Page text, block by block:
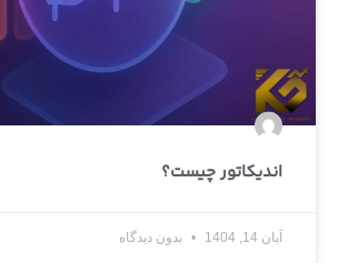
اندیکاتور چیست؟
آبان 14, 1404 بدون دیدگاه